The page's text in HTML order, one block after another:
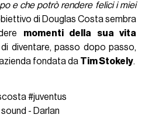
e che potrò rendere felici i miei
di Douglas Costa sembra
momenti della sua vita
diventare, passo dopo passo,
fondata da Tim Stokely.
#juventus
- Darlan